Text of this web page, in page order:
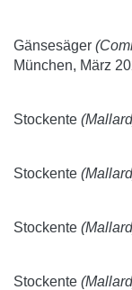
Gänsesäger
München, März
Stockente
Stockente
Stockente
Stockente